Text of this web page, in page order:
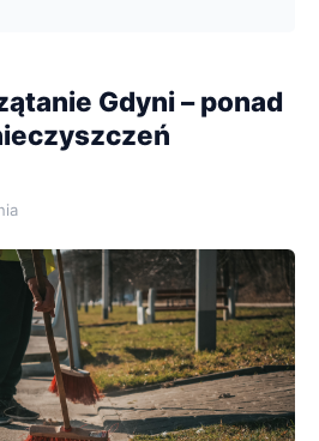
Gdyni – ponad